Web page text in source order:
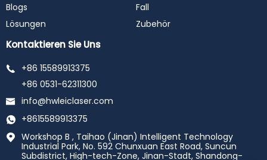
Blogs
Lösungen
Fall
Zubehör
Kontaktieren Sie Uns
+86 15589913375
+86 0531-62311300
info@hwleiclaser.com
+8615589913375
Workshop B , Taihao (Jinan) Intelligent Technology
Industrial Park, No. 592 Chunxuan East Road, Suncun
Subdistrict, High-tech-Zone, Jinan-Stadt, Shandong-